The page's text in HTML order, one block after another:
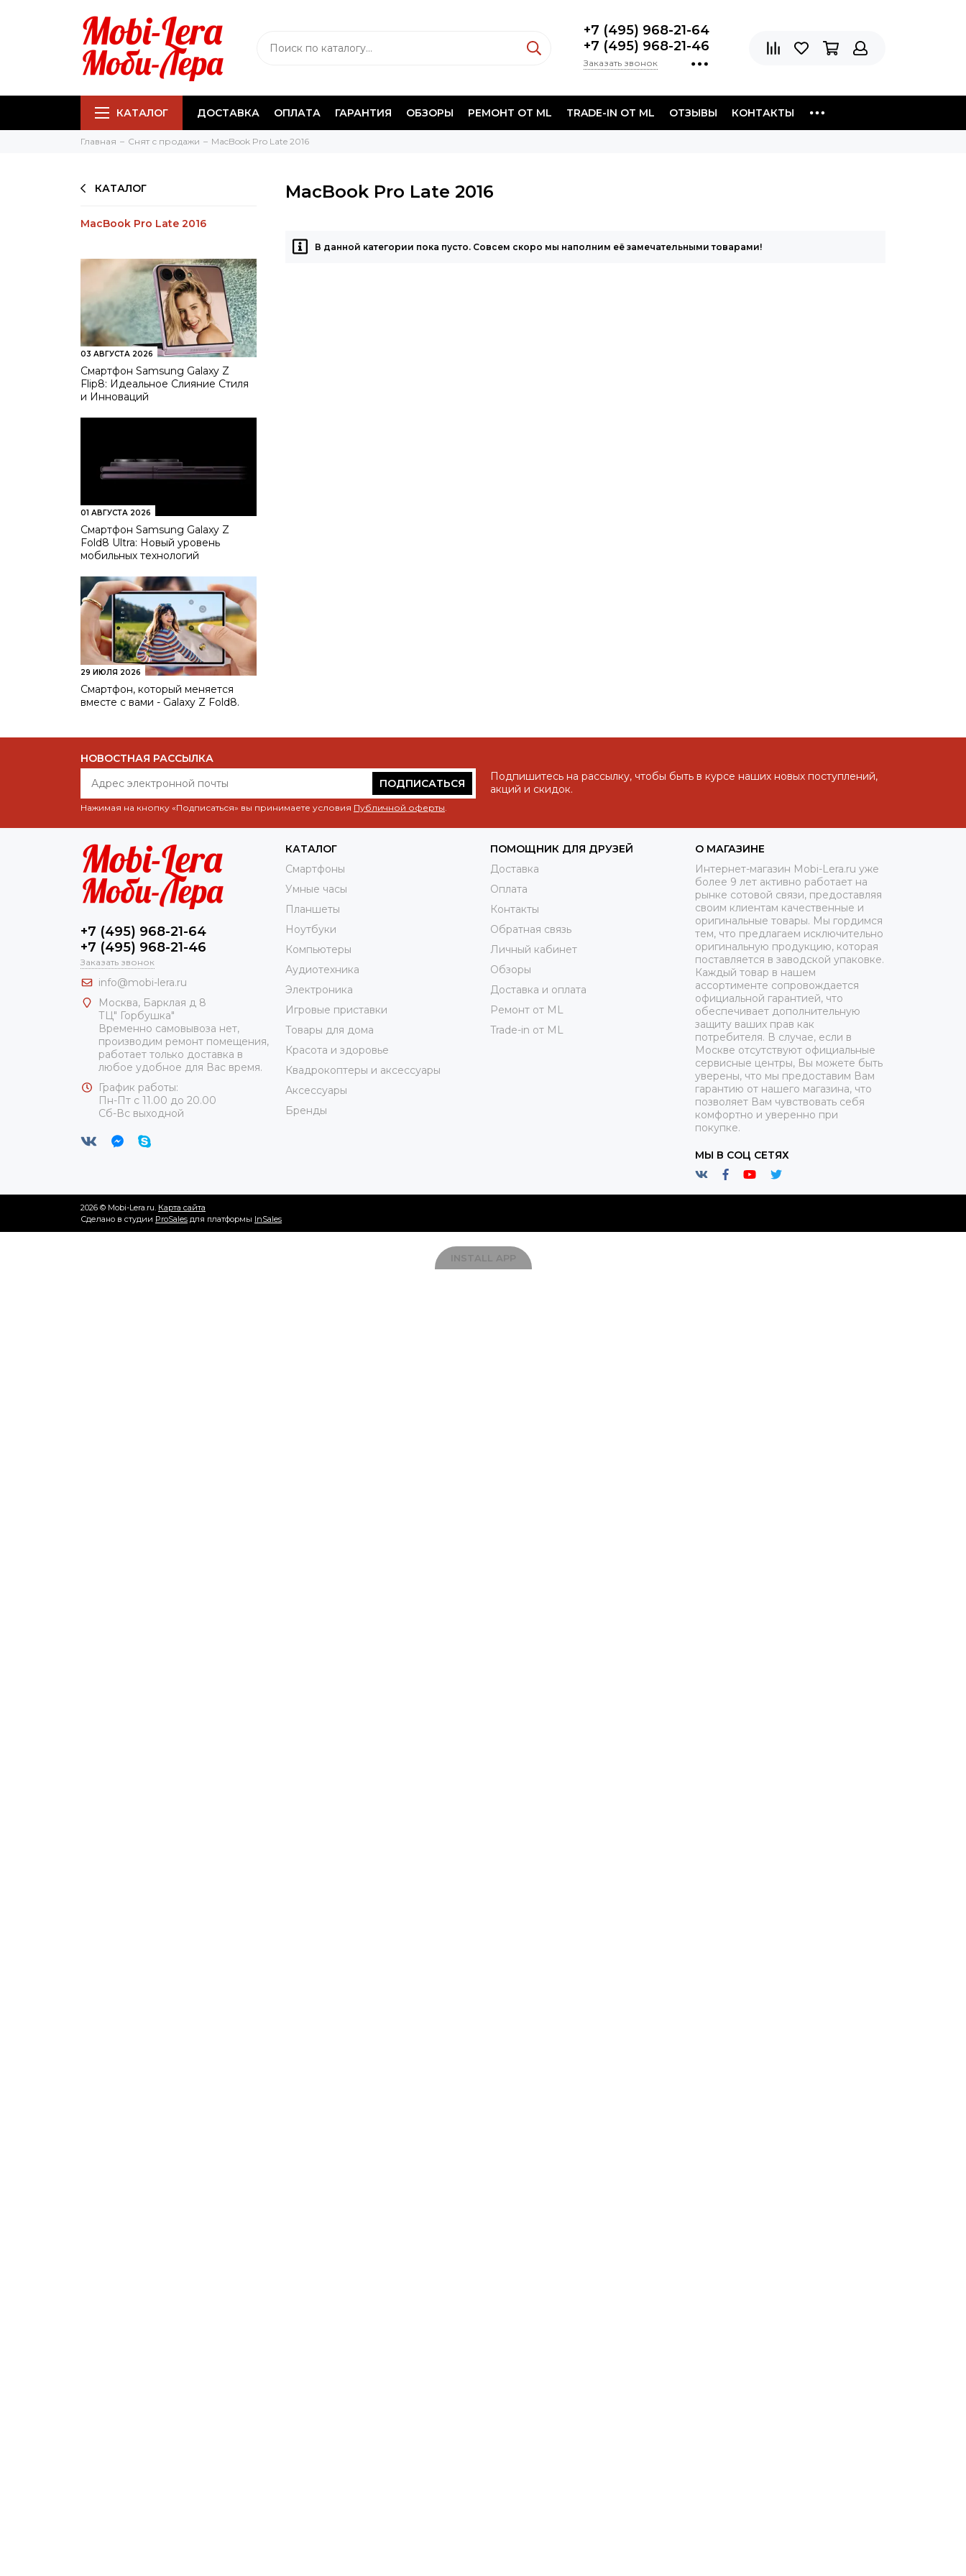
+7 (495) 968-21-64
+7 (495) 968-21-46
Заказать звонок
КАТАЛОГ ДОСТАВКА ОПЛАТА ГАРАНТИЯ ОБЗОРЫ РЕМОНТ ОТ ML TRADE-IN ОТ ML ОТЗЫВЫ КОНТАКТЫ
Главная Снят с продажи MacBook Pro Late 2016
КАТАЛОГ
MacBook Pro Late 2016
03 АВГУСТА 2026
Смартфон Samsung Galaxy Z
Flip8: Идеальное Слияние Стиля
и Инноваций
01 АВГУСТА 2026
Смартфон Samsung Galaxy Z
Fold8 Ultra: Новый уровень
мобильных технологий
29 ИЮЛЯ 2026
Смартфон, который меняется
вместе с вами - Galaxy Z Fold8.
MacBook Pro Late 2016
В данной категории пока пусто. Совсем скоро мы наполним её замечательными товарами!
НОВОСТНАЯ РАССЫЛКА
ПОДПИСАТЬСЯ
Нажимая на кнопку «Подписаться» вы принимаете условия Публичной оферты
Подпишитесь на рассылку, чтобы быть в курсе наших новых поступлений,
акций и скидок.
+7 (495) 968-21-64
+7 (495) 968-21-46
Заказать звонок
info@mobi-lera.ru
Москва, Барклая д 8
ТЦ" Горбушка"
Временно самовывоза нет,
производим ремонт помещения,
работает только доставка в
любое удобное для Вас время.
График работы:
Пн-Пт с 11.00 до 20.00
Сб-Вс выходной
КАТАЛОГ
Смартфоны
Умные часы
Планшеты
Ноутбуки
Компьютеры
Аудиотехника
Электроника
Игровые приставки
Товары для дома
Красота и здоровье
Квадрокоптеры и аксессуары
Аксессуары
Бренды
ПОМОЩНИК ДЛЯ ДРУЗЕЙ
Доставка
Оплата
Контакты
Обратная связь
Личный кабинет
Обзоры
Доставка и оплата
Ремонт от ML
Trade-in от ML
О МАГАЗИНЕ
Интернет-магазин Mobi-Lera.ru уже
более 9 лет активно работает на
рынке сотовой связи, предоставляя
своим клиентам качественные и
оригинальные товары. Мы гордимся
тем, что предлагаем исключительно
оригинальную продукцию, которая
поставляется в заводской упаковке.
Каждый товар в нашем
ассортименте сопровождается
официальной гарантией, что
обеспечивает дополнительную
защиту ваших прав как
потребителя. В случае, если в
Москве отсутствуют официальные
сервисные центры, Вы можете быть
уверены, что мы предоставим Вам
гарантию от нашего магазина, что
позволяет Вам чувствовать себя
комфортно и уверенно при
покупке.
МЫ В СОЦ СЕТЯХ
2026 © Mobi-Lera.ru. Карта сайта
Сделано в студии ProSales для платформы InSales
INSTALL APP